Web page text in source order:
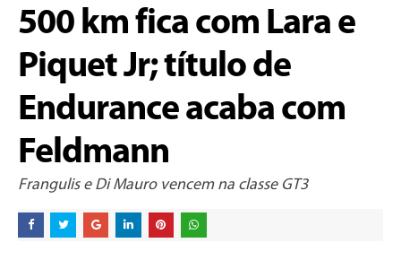
500 km fica com Lara e
Piquet Jr; título de
Endurance acaba com
Feldmann
Frangulis e Di Mauro vencem na classe GT3